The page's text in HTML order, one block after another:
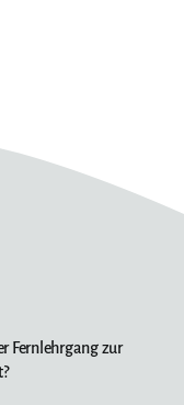
Fernlehrgang zur